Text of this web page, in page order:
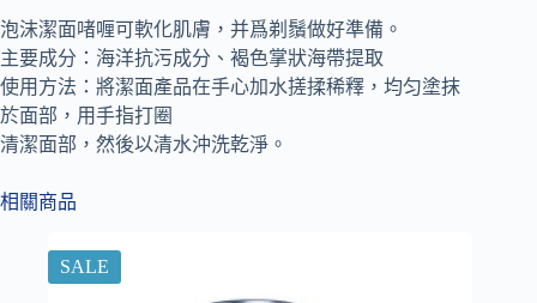
泡沫潔面啫喱可軟化肌膚，并爲剃鬚做好準備。
主要成分：海洋抗污成分、褐色掌狀海帶提取
使用方法：將潔面產品在手心加水搓揉稀釋，均匀塗抹
於面部，用手指打圈
清潔面部，然後以清水沖洗乾淨。
相關商品
SALE